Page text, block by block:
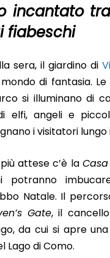
incantato
fiabeschi
sera, il giardino di
di fantasia.
si illuminano di
elfi, angeli e
i visitatori lungo
attese c’è la
potranno
Natale. Il
Gate, il
da cui si apre
Lago di Como.